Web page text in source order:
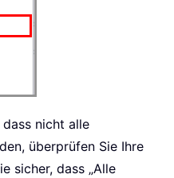
nicht alle
überprüfen Sie Ihre
sicher, dass „Alle